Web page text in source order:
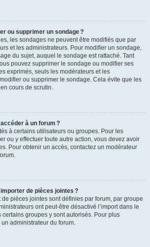
ou supprimer un sondage ?
les sondages ne peuvent être modifiés que par
et les administrateurs. Pour modifier un sondage,
du sujet, auquel le sondage est rattaché. Tant
pouvez supprimer le sondage ou modifier ses
exprimés, seuls les modérateurs et les
ou supprimer le sondage. Cela évite que les
cours de scrutin.
à un forum ?
à certains utilisateurs ou groupes. Pour les
ou y effectuer toute autre action, vous devez avoir
Pour obtenir un accès, contactez un modérateur
de pièces jointes ?
de pièces jointes sont définies par forum, par groupe
ont peut-être désactivé l’import dans le
groupes y sont autorisés. Pour plus
administrateur du forum.